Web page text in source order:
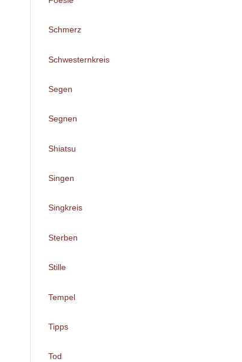
Schmerz
Schwesternkreis
Segen
Segnen
Shiatsu
Singen
Singkreis
Sterben
Stille
Tempel
Tipps
Tod